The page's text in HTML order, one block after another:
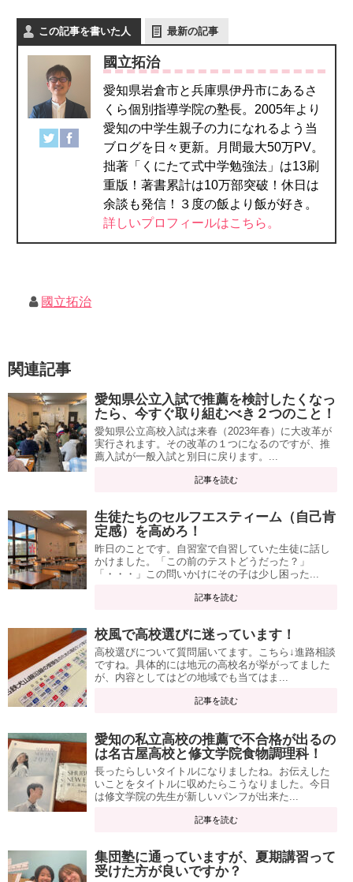
この記事を書いた人 最新の記事
國立拓治
愛知県岩倉市と兵庫県伊丹市にあるさ
くら個別指導学院の塾長。2005年より
愛知の中学生親子の力になれるよう当
ブログを日々更新。月間最大50万PV。
拙著「くにたて式中学勉強法」は13刷
重版！著書累計は10万部突破！休日は
余談も発信！３度の飯より飯が好き。
詳しいプロフィールはこちら。
國立拓治
関連記事
愛知県公立入試で推薦を検討したくなっ
たら、今すぐ取り組むべき２つのこと！
愛知県公立高校入試は来春（2023年春）に大改革が
実行されます。その改革の１つになるのですが、推
薦入試が一般入試と別日に戻ります。...
記事を読む
生徒たちのセルフエスティーム（自己肯
定感）を高めろ！
昨日のことです。自習室で自習していた生徒に話し
かけました。「この前のテストどうだった？」
「・・・」この問いかけにその子は少し困った...
記事を読む
校風で高校選びに迷っています！
高校選びについて質問届いてます。こちら↓進路相談
ですね。具体的には地元の高校名が挙がってました
が、内容としてはどの地域でも当てはま...
記事を読む
愛知の私立高校の推薦で不合格が出るの
は名古屋高校と修文学院食物調理科！
長ったらしいタイトルになりましたね。お伝えした
いことをタイトルに収めたらこうなりました。今日
は修文学院の先生が新しいパンフが出来た...
記事を読む
集団塾に通っていますが、夏期講習って
受けた方が良いですか？